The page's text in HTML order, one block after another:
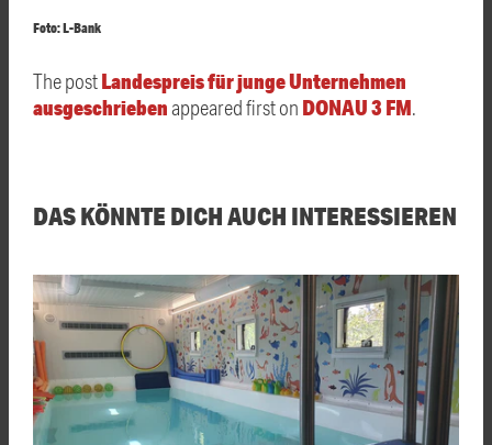
Foto: L-Bank
The postLandespreis für junge Unternehmen
ausgeschriebenappeared first on DONAU 3 FM.
DAS KÖNNTE DICH AUCH INTERESSIEREN